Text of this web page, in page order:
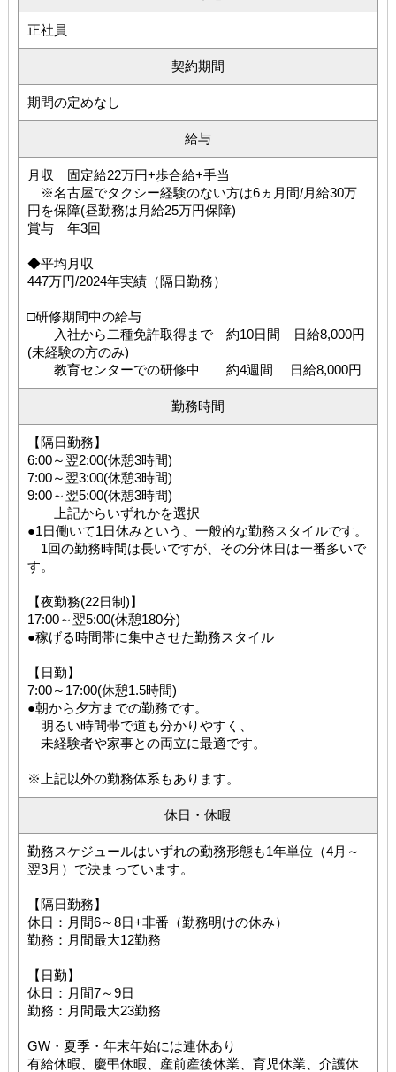
正社員
契約期間
期間の定めなし
給与
月収 固定給22万円+歩合給+手当
※名古屋でタクシー経験のない方は6ヵ月間/月給30万
円を保障(昼勤務は月給25万円保障)
賞与 年3回
◆平均月収
447万円/2024年実績（隔日勤務）
□研修期間中の給与
入社から二種免許取得まで 約10日間 日給8,000円
(未経験の方のみ)
教育センターでの研修中 約4週間 日給8,000円
勤務時間
【隔日勤務】
6:00～翌2:00(休憩3時間)
7:00～翌3:00(休憩3時間)
9:00～翌5:00(休憩3時間)
上記からいずれかを選択
●1日働いて1日休みという、一般的な勤務スタイルです。
1回の勤務時間は長いですが、その分休日は一番多いで
す。
【夜勤務(22日制)】
17:00～翌5:00(休憩180分)
●稼げる時間帯に集中させた勤務スタイル
【日勤】
7:00～17:00(休憩1.5時間)
●朝から夕方までの勤務です。
明るい時間帯で道も分かりやすく、
未経験者や家事との両立に最適です。
※上記以外の勤務体系もあります。
休日・休暇
勤務スケジュールはいずれの勤務形態も1年単位（4月～
翌3月）で決まっています。
【隔日勤務】
休日：月間6～8日+非番（勤務明けの休み）
勤務：月間最大12勤務
【日勤】
休日：月間7～9日
勤務：月間最大23勤務
GW・夏季・年末年始には連休あり
有給休暇、慶弔休暇、産前産後休業、育児休業、介護休